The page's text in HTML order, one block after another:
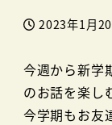
投稿日
2023年1月
今週から新学
のお話を楽し
今学期もお友